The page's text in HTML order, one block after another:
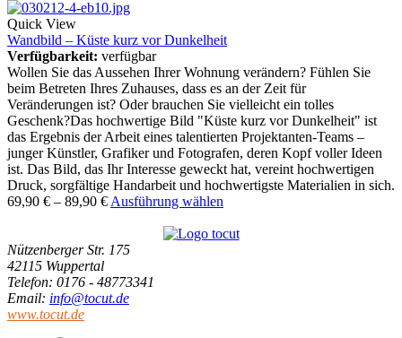
Quick View
Wandbild – Küste kurz vor Dunkelheit
Verfügbarkeit: verfügbar
Wollen Sie das Aussehen Ihrer Wohnung verändern? Fühlen Sie
beim Betreten Ihres Zuhauses, dass es an der Zeit für
Veränderungen ist? Oder brauchen Sie vielleicht ein tolles
Geschenk?Das hochwertige Bild "Küste kurz vor Dunkelheit" ist
das Ergebnis der Arbeit eines talentierten Projektanten-Teams –
junger Künstler, Grafiker und Fotografen, deren Kopf voller Ideen
ist. Das Bild, das Ihr Interesse geweckt hat, vereint hochwertigen
Druck, sorgfältige Handarbeit und hochwertigste Materialien in sich.
69,90 € – 89,90 € Ausführung wählen
Nützenberger Str. 175
42115 Wuppertal
Telefon: 0176 - 48773341
Email: info@tocut.de
www.tocut.de